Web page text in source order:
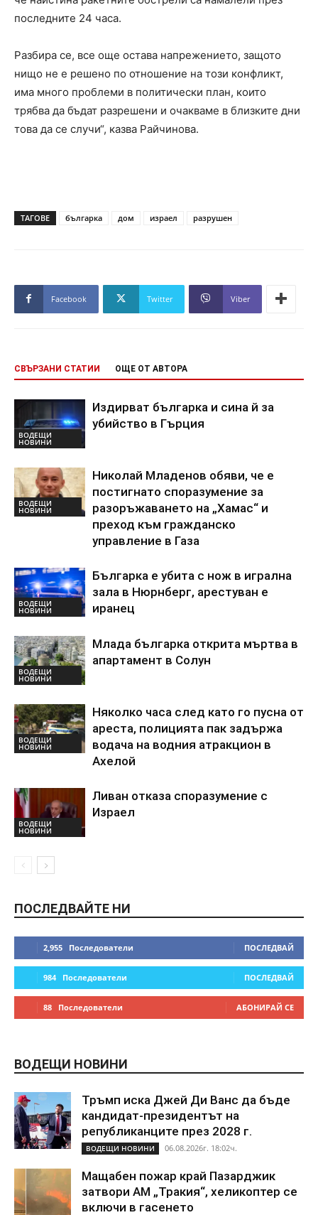
последните 24 часа.
Разбира се, все още остава напрежението, защото
нищо не е решено по отношение на този конфликт,
има много проблеми в политически план, които
трябва да бъдат разрешени и очакваме в близките дни
това да се случи“, казва Райчинова.
ТАГОВЕ българка дом израел разрушен
Facebook Twitter Viber
СВЪРЗАНИ СТАТИИ ОЩЕ ОТ АВТОРА
ВОДЕЩИ
НОВИНИ
Издирват българка и сина й за
убийство в Гърция
ВОДЕЩИ
НОВИНИ
Николай Младенов обяви, че е
постигнато споразумение за
разоръжаването на „Хамас“ и
преход към гражданско
управление в Газа
ВОДЕЩИ
НОВИНИ
Българка е убита с нож в игрална
зала в Нюрнберг, арестуван е
иранец
ВОДЕЩИ
НОВИНИ
Млада българка открита мъртва в
апартамент в Солун
ВОДЕЩИ
НОВИНИ
Няколко часа след като го пусна от
ареста, полицията пак задържа
водача на водния атракцион в
Ахелой
ВОДЕЩИ
НОВИНИ
Ливан отказа споразумение с
Израел
ПОСЛЕДВАЙТЕ НИ
2,955 Последователи ПОСЛЕДВАЙ
984 Последователи ПОСЛЕДВАЙ
88 Последователи АБОНИРАЙ СЕ
ВОДЕЩИ НОВИНИ
Тръмп иска Джей Ди Ванс да бъде
кандидат-президентът на
републиканците през 2028 г.
ВОДЕЩИ НОВИНИ 06.08.2026г. 18:02ч.
Мащабен пожар край Пазарджик
затвори АМ „Тракия“, хеликоптер се
включи в гасенето